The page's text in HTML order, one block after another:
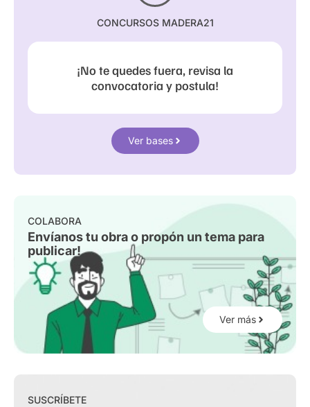
CONCURSOS MADERA21
¡No te quedes fuera, revisa la
convocatoria y postula!
Ver bases
COLABORA
Envíanos tu obra o propón un tema para
publicar!
Ver más
SUSCRÍBETE